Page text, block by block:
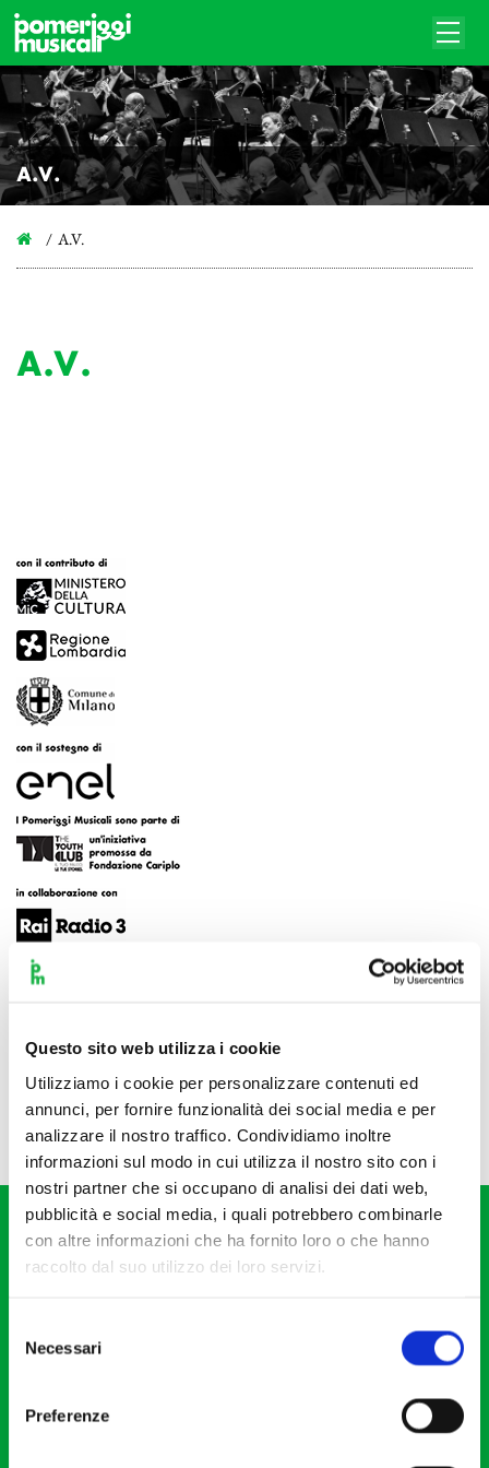
Questo sito web utilizza i cookie
Utilizziamo i cookie per personalizzare contenuti ed
annunci, per fornire funzionalità dei social media e per
analizzare il nostro traffico. Condividiamo inoltre
informazioni sul modo in cui utilizza il nostro sito con i
nostri partner che si occupano di analisi dei dati web,
pubblicità e social media, i quali potrebbero combinarle
con altre informazioni che ha fornito loro o che hanno
raccolto dal suo utilizzo dei loro servizi.
delNecessari
Preferenze
A.V.
A.V.
A.V.
Fondazione I Pomeriggi Musicali
Partita Iva 04410060158